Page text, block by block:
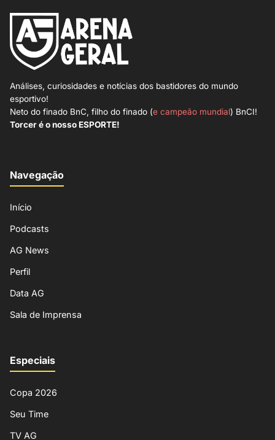
Análises, curiosidades e notícias dos bastidores do mundo
esportivo!
Neto do finado BnC, filho do finado (e campeão mundial) BnCI!
Torcer é o nosso ESPORTE!
Navegação
Início
Podcasts
AG News
Perfil
Data AG
Sala de Imprensa
Especiais
Copa 2026
Seu Time
TV AG